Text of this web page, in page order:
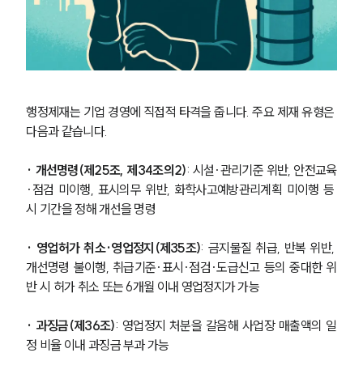
행정제재는 기업 경영에 직접적 타격을 줍니다. 주요 제재 유형은
다음과 같습니다.
· 개선명령(제25조, 제34조의2): 시설·관리기준 위반, 안전교육
·점검 미이행, 표시의무 위반, 화학사고예방관리계획 미이행 등
시 기간을 정해 개선을 명령
· 영업허가 취소·영업정지(제35조): 금지물질 취급, 반복 위반,
개선명령 불이행, 취급기준·표시·점검·도급신고 등의 중대한 위
반 시 허가 취소 또는 6개월 이내 영업정지가 가능
· 과징금(제36조): 영업정지 처분을 갈음해 사업장 매출액의 일
정 비율 이내 과징금 부과 가능